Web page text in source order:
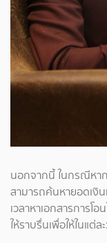
นอกจากนี้ ในกรณีหา
สามารถค้นหายอดเงิ
เวลาหาเอกสารการโ
ให้ราบรื่นเพื่อให้ในแ